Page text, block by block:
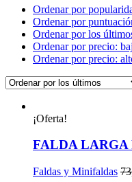
Ordenar por
Ordenar por
Ordenar por los
Ordenar por precio:
Ordenar por precio:
¡Oferta!
FALDA
Faldas y Minifaldas